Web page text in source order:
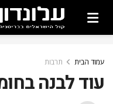
עמוד הבית תרבות
עוד לבנה